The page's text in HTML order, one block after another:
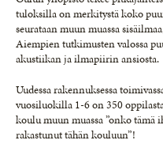
tuloksilla on merkitystä koko
seurataan muun muassa
Aiempien tutkimusten valossa
akustiikan ja ilmapiirin ansiosta.
Uudessa rakennuksessa
vuosiluokilla 1-6 on 350
koulu muun muassa ”onko tämä
rakastunut tähän kouluun”!